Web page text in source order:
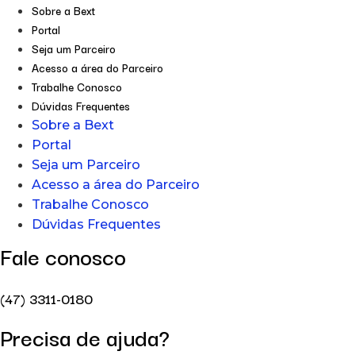
Sobre a Bext
Portal
Seja um Parceiro
Acesso a área do Parceiro
Trabalhe Conosco
Dúvidas Frequentes
Sobre a Bext
Portal
Seja um Parceiro
Acesso a área do Parceiro
Trabalhe Conosco
Dúvidas Frequentes
Fale conosco
(47) 3311-0180
Precisa de ajuda?